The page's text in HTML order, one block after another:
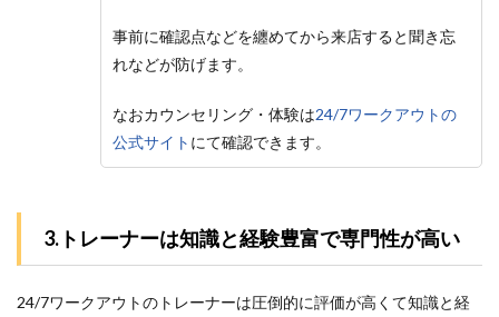
事前に確認点などを纏めてから来店すると聞き忘
れなどが防げます。
なおカウンセリング・体験は24/7ワークアウトの
公式サイト にて確認できます。
3.トレーナーは知識と経験豊富で専門性が高い
24/7ワークアウトのトレーナーは圧倒的に評価が高くて知識と経